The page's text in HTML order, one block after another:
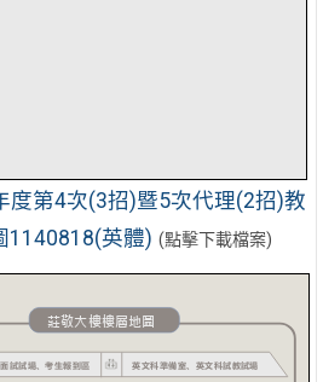
度第4次(3招)暨5次代理(2招)教
1140818(英體) (點擊下載檔案)